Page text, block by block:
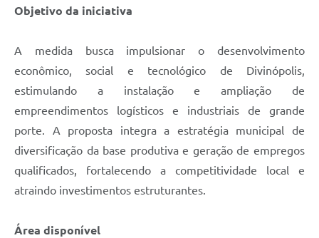
Objetivo da iniciativa
A medida busca impulsionar o desenvolvimento
econômico, social e tecnológico de Divinópolis,
estimulando a instalação e ampliação de
empreendimentos logísticos e industriais de grande
porte. A proposta integra a estratégia municipal de
diversificação da base produtiva e geração de empregos
qualificados, fortalecendo a competitividade local e
atraindo investimentos estruturantes.
Área disponível